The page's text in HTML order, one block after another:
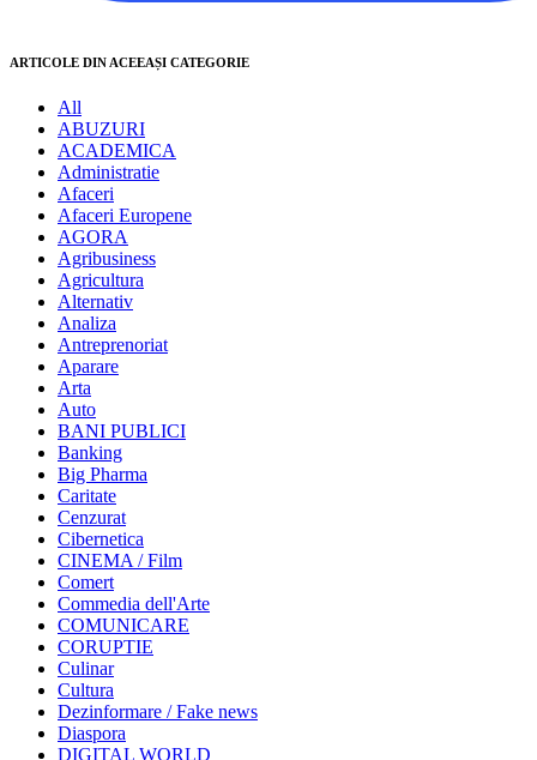
ARTICOLE DIN ACEEAȘI CATEGORIE
All
ABUZURI
ACADEMICA
Administratie
Afaceri
Afaceri Europene
AGORA
Agribusiness
Agricultura
Alternativ
Analiza
Antreprenoriat
Aparare
Arta
Auto
BANI PUBLICI
Banking
Big Pharma
Caritate
Cenzurat
Cibernetica
CINEMA / Film
Comert
Commedia dell'Arte
COMUNICARE
CORUPTIE
Culinar
Cultura
Dezinformare / Fake news
Diaspora
DIGITAL WORLD